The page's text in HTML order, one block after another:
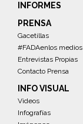
INFORMES
PRENSA
Gacetillas
#FADAenlos medios
Entrevistas Propias
Contacto Prensa
INFO VISUAL
Videos
Infografías